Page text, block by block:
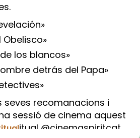
Obelisco»
los blancos»
detrás del Papa»
seves recomanacions i
sessió de cinema aquest
itual @cinemaspiritcat